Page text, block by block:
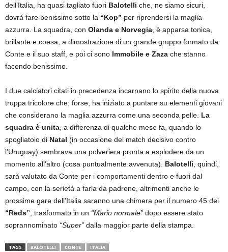
dell’Italia, ha quasi tagliato fuori Balotelli che, ne siamo sicuri,
dovrà fare benissimo sotto la “Kop” per riprendersi la maglia
azzurra. La squadra, con Olanda e Norvegia , è apparsa tonica,
brillante e coesa, a dimostrazione di un grande gruppo formato da
Conte e il suo staff, e poi ci sono Immobile e Zaza che stanno
facendo benissimo.
I due calciatori citati in precedenza incarnano lo spirito della nuova
truppa tricolore che, forse, ha iniziato a puntare su elementi giovani
che considerano la maglia azzurra come una seconda pelle. La
squadra è unita , a differenza di qualche mese fa, quando lo
spogliatoio di Natal (in occasione del match decisivo contro
l’Uruguay) sembrava una polveriera pronta a esplodere da un
momento all’altro (cosa puntualmente avvenuta).
Balotelli , quindi,
sarà valutato da Conte per i comportamenti dentro e fuori dal
campo, con la serietà a farla da padrone, altrimenti anche le
prossime gare dell’Italia saranno una chimera per il numero 45 dei
“Reds” , trasformato in un “Mario normale” dopo essere stato
soprannominato “Super” dalla maggior parte della stampa.
TAGS BALOTELLI CONTE ITALIA